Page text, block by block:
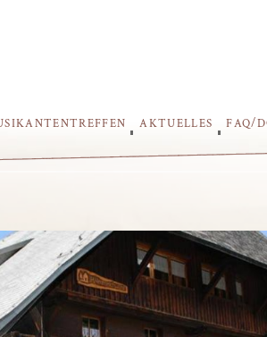
AKTUELLES FAQ/